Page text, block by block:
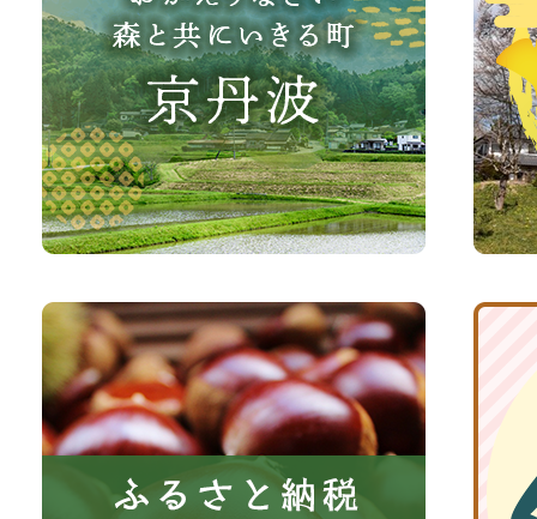
り
な
さ
い、
森
共
に
い
き
町
観
光
サ
イ
ふ
る
さ
と
京
波
子